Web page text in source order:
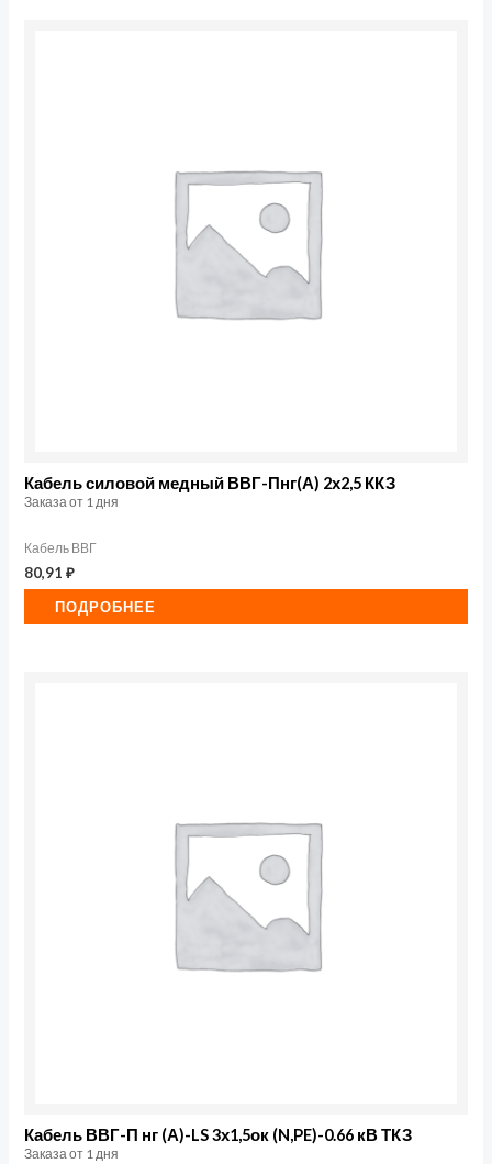
Кабель силовой медный ВВГ-Пнг(А) 2х2,5 ККЗ
Заказа от 1 дня
Кабель ВВГ
80,91₽
ПОДРОБНЕЕ
Кабель ВВГ-П нг (А)-LS 3х1,5ок (N,PE)-0.66 кВ ТКЗ
Заказа от 1 дня